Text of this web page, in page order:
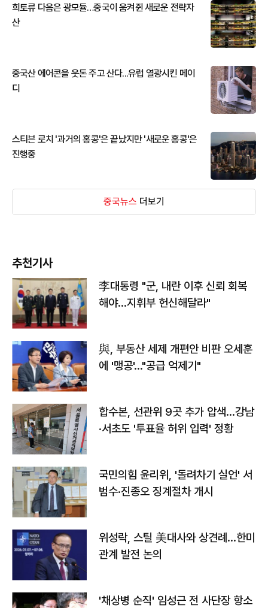
희토류 다음은 광모듈…중국이 움켜쥔 새로운 전략자
산
중국산 에어콘을 웃돈 주고 산다...유럽 열광시킨 메이
디
스티븐 로치 '과거의 홍콩'은 끝났지만 '새로운 홍콩'은
진행중
중국뉴스 더보기
추천기사
李대통령 "군, 내란 이후 신뢰 회복
해야…지휘부 헌신해달라"
與, 부동산 세제 개편안 비판 오세훈
에 '맹공'…"공급 억제기"
합수본, 선관위 9곳 추가 압색…강남
·서초도 '투표율 허위 입력' 정황
국민의힘 윤리위, '돌려차기 실언' 서
범수·진종오 징계절차 개시
위성락, 스틸 美대사와 상견례…한미
관계 발전 논의
'채상병 순직' 임성근 전 사단장 항소